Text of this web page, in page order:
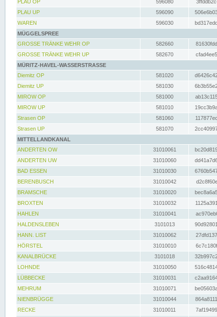
PLAU OP
596080
PLAU UP
596090
WAREN
596030
MÜGGELSPREE
GROSSE TRÄNKE WEHR OP
582660
GROSSE TRÄNKE WEHR UP
582670
MÜRITZ-HAVEL-WASSERSTRASSE
Diemitz OP
581020
Diemitz UP
581030
MIROW OP
581000
MIROW UP
581010
Strasen OP
581060
Strasen UP
581070
MITTELLANDKANAL
ANDERTEN OW
31010061
ANDERTEN UW
31010060
BAD ESSEN
31010030
BERENBUSCH
31010042
BRAMSCHE
31010020
BROXTEN
31010032
HAHLEN
31010041
HALDENSLEBEN
3101013
HANN. LIST
31010062
HÖRSTEL
31010010
KANALBRÜCKE
3101018
LOHNDE
31010050
LÜBBECKE
31010031
MEHRUM
31010071
NIENBRÜGGE
31010044
RECKE
31010011